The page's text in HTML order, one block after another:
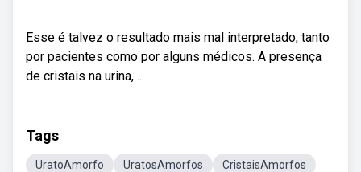
Esse é talvez o resultado mais mal interpretado, tanto
por pacientes como por alguns médicos. A presença
de cristais na urina, ...
Tags
UratoAmorfo UratosAmorfos
CristaisAmorfos